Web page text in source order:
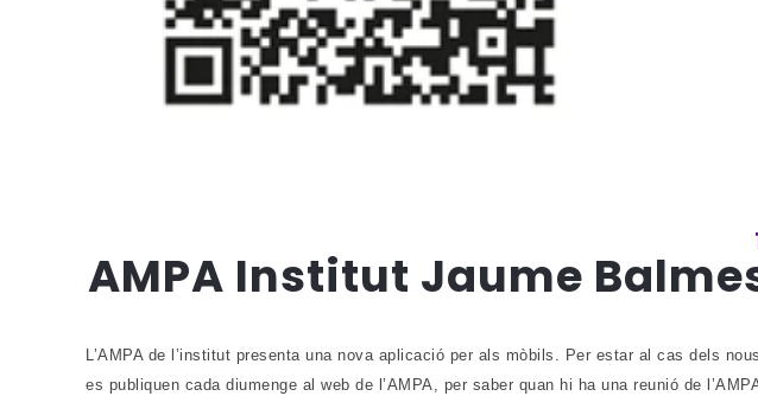
AMPA Institut Jaume
L’AMPA de l’institut presenta una nova aplicació per als mòbils. Per estar al cas dels
es publiquen cada diumenge al web de l’AMPA, per saber quan hi ha una reunió de